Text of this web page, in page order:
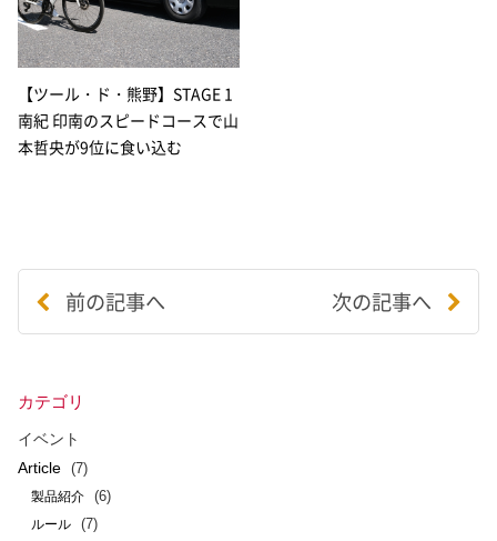
【ツール・ド・熊野】STAGE 1
南紀 印南のスピードコースで山
本哲央が9位に食い込む
前の記事へ 次の記事へ
カテゴリ
イベント
Article
(7)
製品紹介 (6)
ルール (7)